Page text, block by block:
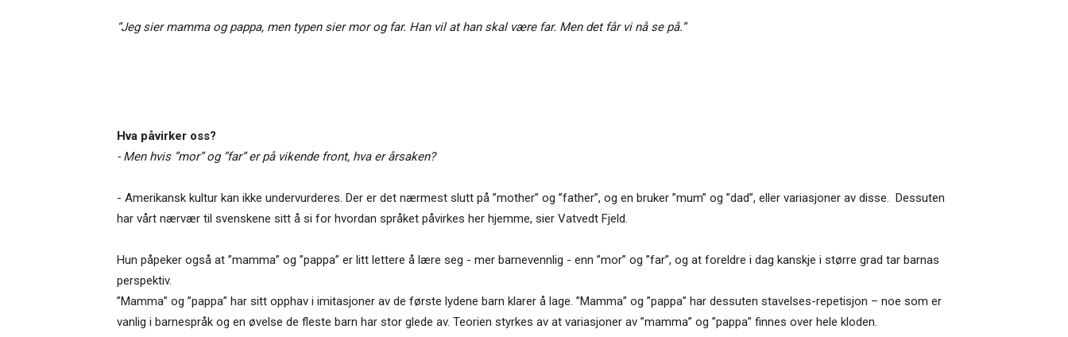
“Jeg sier mamma og pappa, men typen sier mor og far. Han vil at han skal være far. Men det får vi nå se på.”
Hva påvirker oss?
- Men hvis ”mor” og ”far” er på vikende front, hva er årsaken?
- Amerikansk kultur kan ikke undervurderes. Der er det nærmest slutt på ”mother” og ”father”, og en bruker ”mum” og ”dad”, eller variasjoner av disse. Dessuten
har vårt nærvær til svenskene sitt å si for hvordan språket påvirkes her hjemme, sier Vatvedt Fjeld.
Hun påpeker også at ”mamma” og ”pappa” er litt lettere å lære seg - mer barnevennlig - enn ”mor” og ”far”, og at foreldre i dag kanskje i større grad tar barnas
perspektiv.
”Mamma” og ”pappa” har sitt opphav i imitasjoner av de første lydene barn klarer å lage. ”Mamma” og ”pappa” har dessuten stavelses-repetisjon – noe som er
vanlig i barnespråk og en øvelse de fleste barn har stor glede av. Teorien styrkes av at variasjoner av ”mamma” og ”pappa” finnes over hele kloden.